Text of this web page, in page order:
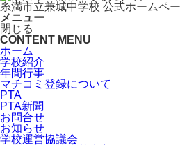
糸満市立兼城中学校 公式ホームペ
メニュー
閉じる
CONTENT MENU
ホーム
学校紹介
年間行事
マチコミ登録について
PTA
PTA新聞
お問合せ
お知らせ
学校運営協議会